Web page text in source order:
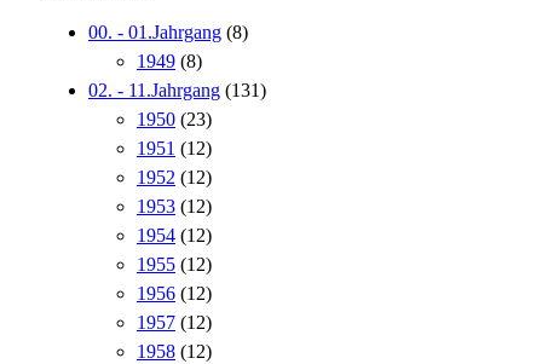
00. - 01.Jahrgang (8)
1949 (8)
02. - 11.Jahrgang (131)
1950 (23)
1951 (12)
1952 (12)
1953 (12)
1954 (12)
1955 (12)
1956 (12)
1957 (12)
1958 (12)